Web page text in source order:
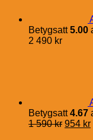
Betygsatt5.00
2 490 kr
Betygsatt4.67
1 590kr Det
954 kr